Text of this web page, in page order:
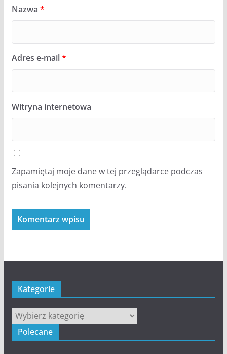
Nazwa *
Adres e-mail*
Witryna internetowa
Zapamiętaj moje dane w tej przeglądarce podczas
pisania kolejnych komentarzy.
Kategorie
Kategorie
Polecane